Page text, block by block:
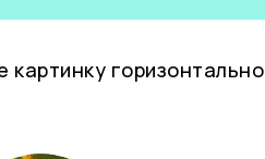
картинку горизонтально